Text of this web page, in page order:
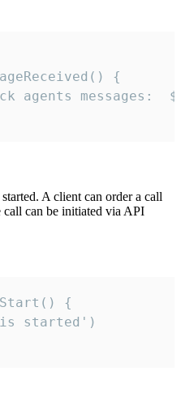
{
A client can order a call
can be initiated via API
{
started')